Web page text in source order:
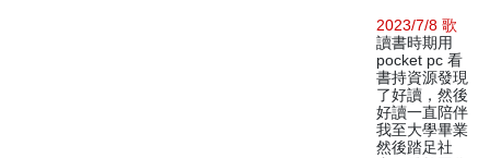
2023/7/8 歌
讀書時期用
pocket pc 看
書持資源發現
了好讀，然後
好讀一直陪伴
我至大學畢業
然後踏足社